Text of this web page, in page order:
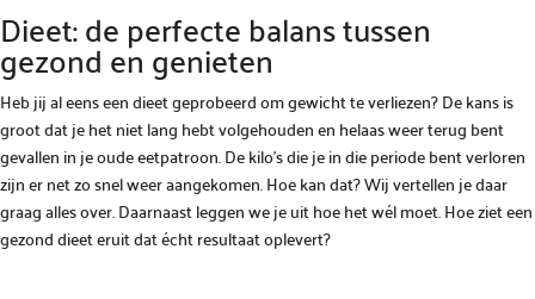
Dieet: de perfecte balans tussen
gezond en genieten
Heb jij al eens een dieet geprobeerd om gewicht te verliezen? De kans is
groot dat je het niet lang hebt volgehouden en helaas weer terug bent
gevallen in je oude eetpatroon. De kilo’s die je in die periode bent verloren
zijn er net zo snel weer aangekomen. Hoe kan dat? Wij vertellen je daar
graag alles over. Daarnaast leggen we je uit hoe het wél moet. Hoe ziet een
gezond dieet eruit dat écht resultaat oplevert?